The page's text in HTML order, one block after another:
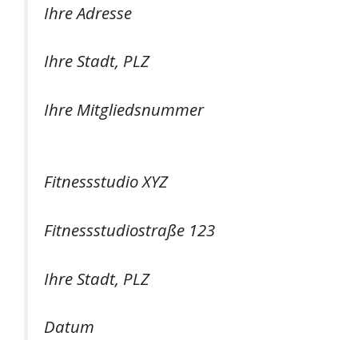
Ihre Adresse
Ihre Stadt, PLZ
Ihre Mitgliedsnummer
Fitnessstudio XYZ
Fitnessstudiostraße 123
Ihre Stadt, PLZ
Datum